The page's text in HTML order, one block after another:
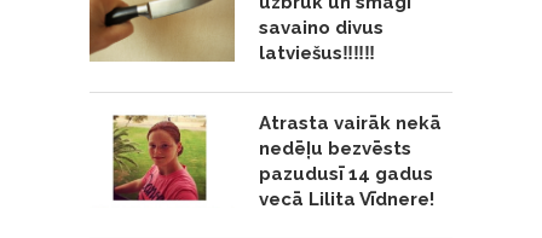
savaino divus
latviešus‼️‼️‼️
Atrasta vairāk nekā
nedēļu bezvēsts
pazudusī 14 gadus
vecā Lilita Vīdnere!